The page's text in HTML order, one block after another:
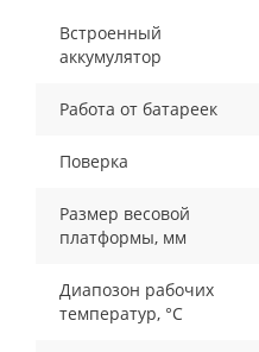
Встроенный
аккумулятор
Работа от батареек
Поверка
Размер весовой
платформы, мм
Диапозон рабочих
температур, °С